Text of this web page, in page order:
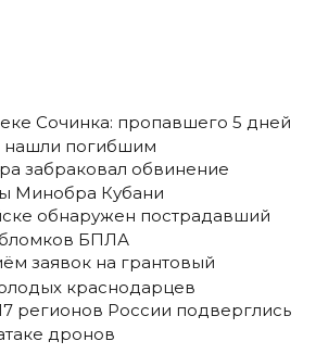
Сочинка: пропавшего 5 дней
нашли погибшим
забраковал обвинение
Минобра Кубани
обнаружен пострадавший
БПЛА
заявок на грантовый
краснодарцев
регионов России подверглись
дронов